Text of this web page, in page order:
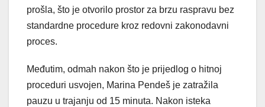
prošla, što je otvorilo prostor za brzu raspravu bez
standardne procedure kroz redovni zakonodavni
proces.
Međutim, odmah nakon što je prijedlog o hitnoj
proceduri usvojen, Marina Pendeš je zatražila
pauzu u trajanju od 15 minuta. Nakon isteka